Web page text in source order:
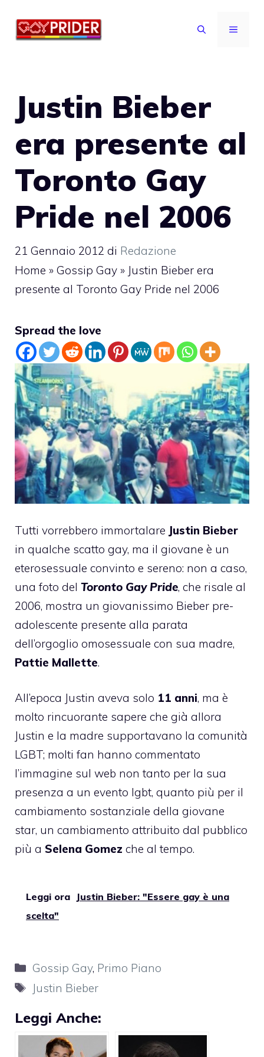
MENU
Justin Bieber
era presente al
Toronto Gay
Pride nel 2006
21 Gennaio 2012 di Redazione
Home » Gossip Gay » Justin Bieber era
presente al Toronto Gay Pride nel 2006
Spread the love
Tutti vorrebbero immortalare Justin Bieber
in qualche scatto gay, ma il giovane è un
eterosessuale convinto e sereno: non a caso,
una foto del Toronto Gay Pride, che risale al
2006, mostra un giovanissimo Bieber pre-
adolescente presente alla parata
dell’orgoglio omosessuale con sua madre,
Pattie Mallette.
All’epoca Justin aveva solo 11 anni, ma è
molto rincuorante sapere che già allora
Justin e la madre supportavano la comunità
LGBT; molti fan hanno commentato
l’immagine sul web non tanto per la sua
presenza a un evento lgbt, quanto più per il
cambiamento sostanziale della giovane
star, un cambiamento attribuito dal pubblico
più a Selena Gomez che al tempo.
Leggi ora
Justin Bieber: "Essere gay è una
scelta"
Categorie
Gossip Gay, Primo Piano
Tag
Justin Bieber
Leggi Anche: